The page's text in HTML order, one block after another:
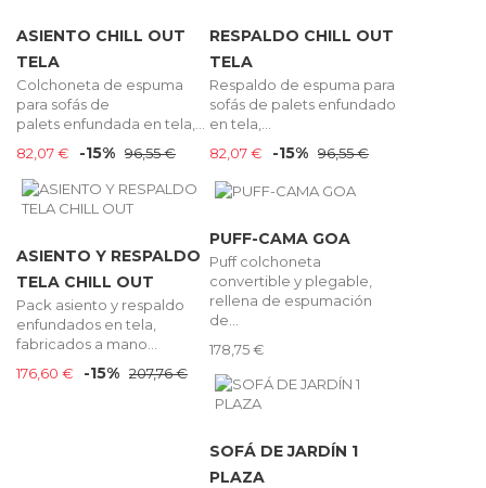
ASIENTO CHILL OUT
TELA
Colchoneta de espuma
para sofás de
palets enfundada en tela,...
82,07 €
-15% 96,55 €
RESPALDO CHILL OUT
TELA
Respaldo de espuma para
sofás de palets enfundado
en tela,...
82,07 €
-15% 96,55 €
ASIENTO Y RESPALDO
TELA CHILL OUT
Pack asiento y respaldo
enfundados en tela,
fabricados a mano...
176,60 €
-15% 207,76 €
PUFF-CAMA GOA
Puff colchoneta
convertible y plegable,
rellena de espumación
de...
178,75 €
SOFÁ DE JARDÍN 1
PLAZA